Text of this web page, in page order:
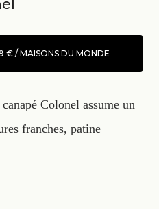
€ / MAISONS DU MONDE
Colonel assume un
franches, patine